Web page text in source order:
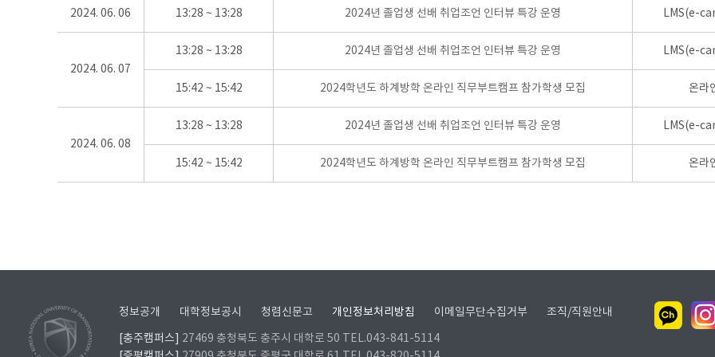
2024. 06. 06 13:28 ~ 13:28 2024년 졸업생 선배 취업조언 인터뷰 특강 운영 LMS(e-
2024. 06. 07
13:28 ~ 13:28 2024년 졸업생 선배 취업조언 인터뷰 특강 운영 LMS(e-
15:42 ~ 15:42 2024학년도 하계방학 온라인 직무부트캠프 참가학생 모집 온라
2024. 06. 08
13:28 ~ 13:28 2024년 졸업생 선배 취업조언 인터뷰 특강 운영 LMS(e-
15:42 ~ 15:42 2024학년도 하계방학 온라인 직무부트캠프 참가학생 모집 온라
정보공개 대학정보공시 청렴신문고 개인정보처리방침 이메일무단수집거부 조직/직원안내
[충주캠퍼스]
27469 충청북도 충주시 대학로 50 TEL.043-841-5114